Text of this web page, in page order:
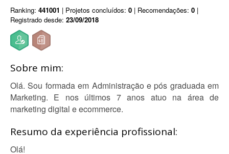
Ranking: 441001 | Projetos concluídos: 0 | Recomendações: 0 |
Registrado desde: 23/09/2018
Sobre mim:
Olá. Sou formada em Administração e pós graduada em
Marketing. E nos últimos 7 anos atuo na área de
marketing digital e ecommerce.
Resumo da experiência profissional:
Olá!